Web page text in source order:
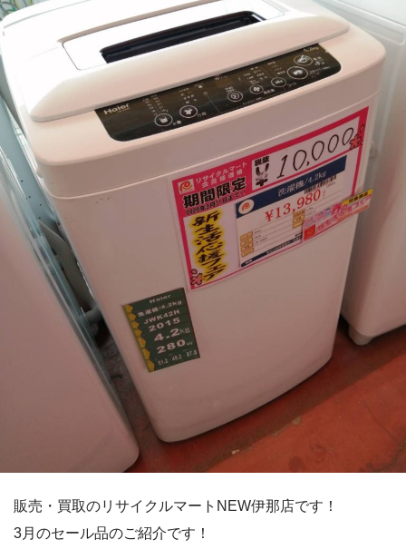
販売・買取のリサイクルマートNEW伊那店です！
3月のセール品のご紹介です！